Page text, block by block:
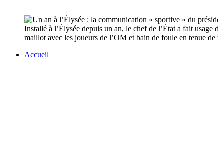
Installé à l’Élysée depuis un an, le chef de l’État a fait
maillot avec les joueurs de l’OM et bain de foule en tenue
Accueil